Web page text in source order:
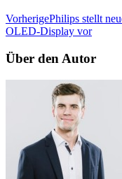
VorherigePhilips stellt
OLED-Display vor
Über den Autor